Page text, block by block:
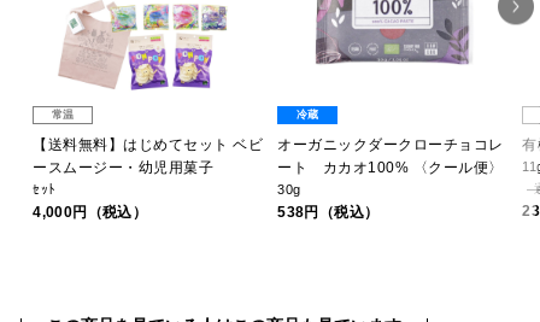
常温
【送料無料】はじめてセット ベビ
ースムージー・幼児用菓子
ｾｯﾄ
4,000円（税込）
冷蔵
オーガニックダークローチョコレ
ート カカオ100% 〈クール便〉
30g
538円（税込）